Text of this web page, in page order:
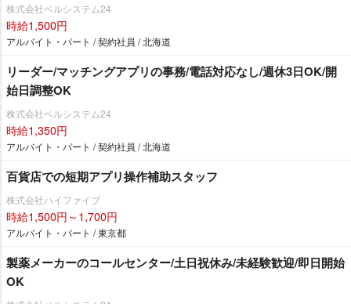
株式会社ベルシステム24
時給1,500円
アルバイト・パート / 契約社員 / 北海道
リーダー/マッチングアプリの事務/電話対応なし/週休3日OK/開
始日調整OK
株式会社ベルシステム24
時給1,350円
アルバイト・パート / 契約社員 / 北海道
百貨店での短期アプリ操作補助スタッフ
株式会社ハイファイブ
時給1,500円～1,700円
アルバイト・パート / 東京都
製薬メーカーのコールセンター/土日祝休み/未経験歓迎/即日開始
OK